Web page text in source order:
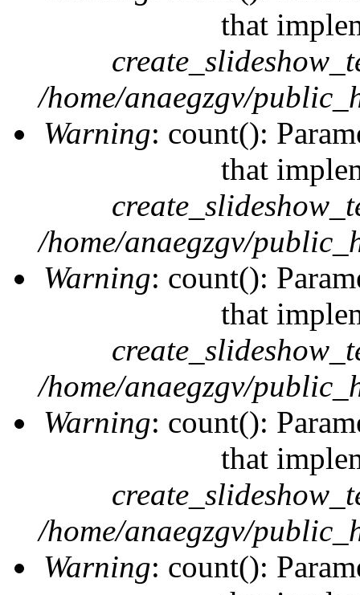
that
/home/anaegzgv/
Warning: count():
that
/home/anaegzgv/
Warning: count():
that
/home/anaegzgv/
Warning: count():
that
/home/anaegzgv/
Warning: count():